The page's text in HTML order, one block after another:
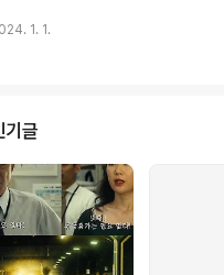
한 채 일만 하고 살았더니, 자칫 큰일나
공간 #피아니스트문용 #온택트뮤지
1. 1.
기글